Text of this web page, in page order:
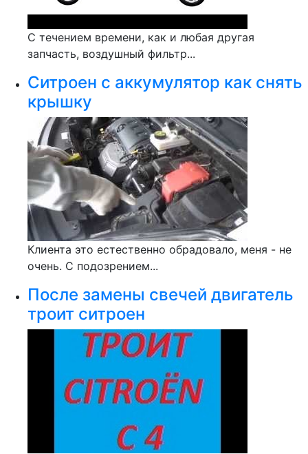
С течением времени, как и любая другая
запчасть, воздушный фильтр...
Ситроен с аккумулятор как снять
крышку
Клиента это естественно обрадовало, меня - не
очень. С подозрением...
После замены свечей двигатель
троит ситроен